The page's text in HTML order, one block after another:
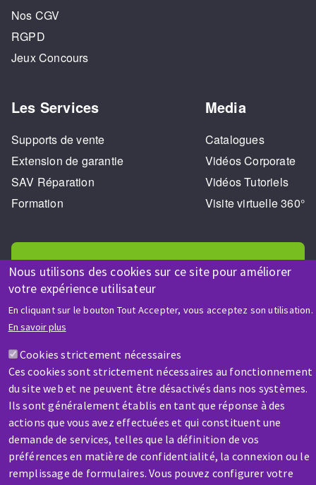
Nous utilisons des cookies sur ce site pour améliorer
votre expérience utilisateur
En cliquant sur le bouton Tout Accepter, vous acceptez son utilisation.
En savoir plus
Cookies strictement nécessaires
Ces cookies sont strictement nécessaires au fonctionnement
du site web et ne peuvent être désactivés dans nos systèmes.
Ils sont généralement établis en tant que réponse à des
actions que vous avez effectuées et qui constituent une
demande de services, telles que la définition de vos
préférences en matière de confidentialité, la connexion ou le
remplissage de formulaires. Vous pouvez configurer votre
Nos CGV
RGPD
Jeux Concours
Les Services
Supports de vente
Extension de garantie
SAV Réparation
Formation
Media
Catalogues
Vidéos Corporate
Vidéos Tutoriels
Visite virtuelle 360°
AIDE & CONTACT
Une question ? Un renseignement ?
Contactez-nous